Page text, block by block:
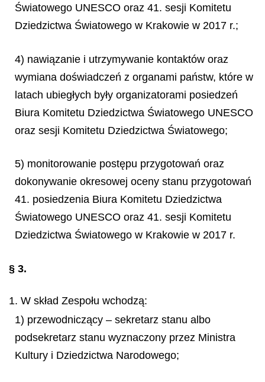
Światowego UNESCO oraz 41. sesji Komitetu
Dziedzictwa Światowego w Krakowie w 2017 r.;
4) nawiązanie i utrzymywanie kontaktów oraz
wymiana doświadczeń z organami państw, które w
latach ubiegłych były organizatorami posiedzeń
Biura Komitetu Dziedzictwa Światowego UNESCO
oraz sesji Komitetu Dziedzictwa Światowego;
5) monitorowanie postępu przygotowań oraz
dokonywanie okresowej oceny stanu przygotowań
41. posiedzenia Biura Komitetu Dziedzictwa
Światowego UNESCO oraz 41. sesji Komitetu
Dziedzictwa Światowego w Krakowie w 2017 r.
§ 3.
1. W skład Zespołu wchodzą:
1) przewodniczący – sekretarz stanu albo
podsekretarz stanu wyznaczony przez Ministra
Kultury i Dziedzictwa Narodowego;